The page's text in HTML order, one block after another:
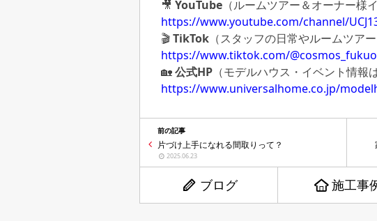
🎥 YouTube （ルームツアー＆オーナー様
https://www.youtube.com/channel/
🎬TikTok （スタッフの日常やルームツアー
https://www.tiktok.com/
🏡公式HP （モデルハウス・イベント情報
https://www.universalhome.co.jp/
前の記事
片づけ上手になれる間取りって？
2025.06.23
ブログ 施工事